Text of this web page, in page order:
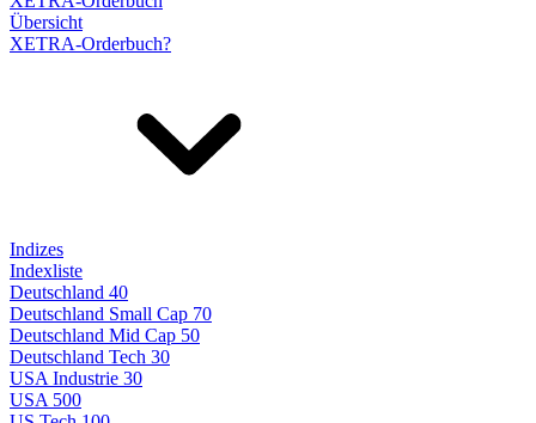
Übersicht
XETRA-Orderbuch?
Indizes
Indexliste
Deutschland 40
Deutschland Small Cap 70
Deutschland Mid Cap 50
Deutschland Tech 30
USA Industrie 30
USA 500